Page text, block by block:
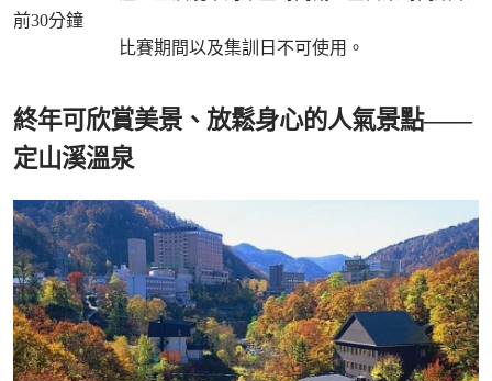
前30分鐘
比賽期間以及集訓日不可使用。
終年可欣賞美景、放鬆身心的人氣景點——
定山溪溫泉